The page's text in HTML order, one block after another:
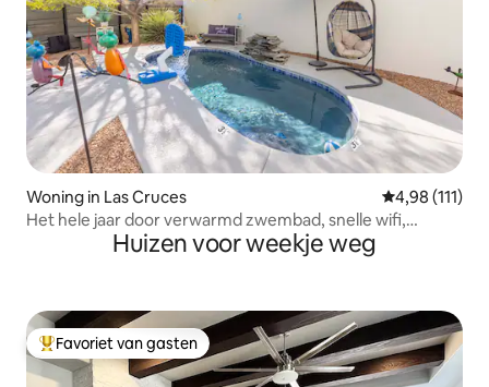
Woning in Las Cruces Gemiddelde
4,98 (111)
Het hele jaar door verwarmd zwembad, snelle wifi,
huisdiervriendelijkHuizen voor weekje weg
Topfavoriet van gasten
Favoriet van gasten